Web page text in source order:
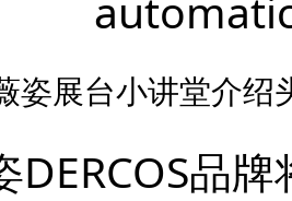
姿展台小讲堂介绍
DERCOS品